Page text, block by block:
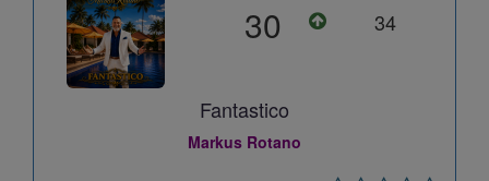
30 34
Fantastico
Markus Rotano